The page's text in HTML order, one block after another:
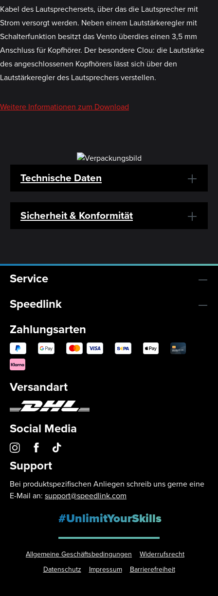
Kabel des Lautsprechersets, über das die Lautsprecher mit
Strom versorgt werden. Neben einem Lautstärkeregler mit
Schalterfunktion besitzt das Vento überdies einen 3,5 mm
Anschluss für Kopfhörer. Der besondere Clou: die Lautstärke
des angeschlossenen Kopfhörers lässt sich über den
Lautstärkeregler des Lautsprechers verstellen.
Weitere Informationen zum Download
Technische Daten
Sicherheit & Konformität
Service
Speedlink
Zahlungsarten
Versandart
Social Media
Support
Bei produktspezifischen Anliegen schreib uns gerne eine
E-Mail an: support@speedlink.com
#UnlimitYourSkills
Allgemeine Geschäftsbedingungen
Widerrufsrecht
Datenschutz
Impressum Barrierefreiheit